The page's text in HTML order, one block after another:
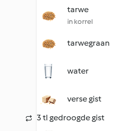
tarwe
in korrel
tarwegraan
water
verse gist
3 tl gedroogde gist